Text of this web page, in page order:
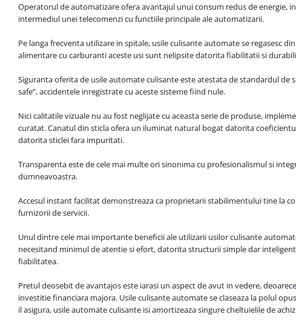
Operatorul de automatizare ofera avantajul unui consum redus de energie,
intermediul unei telecomenzi cu functiile principale ale automatizarii.
Pe langa frecventa utilizare in spitale, usile culisante automate se regasesc
alimentare cu carburanti aceste usi sunt nelipsite datorita fiabilitatii si
Siguranta oferita de usile automate culisante este atestata de standardul
safe”, accidentele inregistrate cu aceste sisteme fiind nule.
Nici calitatile vizuale nu au fost neglijate cu aceasta serie de produse,
curatat. Canatul din sticla ofera un iluminat natural bogat datorita
datorita sticlei fara impuritati.
Transparenta este de cele mai multe ori sinonima cu profesionalismul si
dumneavoastra.
Accesul instant facilitat demonstreaza ca proprietarii stabilimentului tine la
furnizorii de servicii.
Unul dintre cele mai importante beneficii ale utilizarii usilor culisante
necesitand minimul de atentie si efort, datorita structurii simple dar
fiabilitatea.
Pretul deosebit de avantajos este iarasi un aspect de avut in vedere,
investitie financiara majora. Usile culisante automate se claseaza la polul
il asigura, usile automate culisante isi amortizeaza singure cheltuielile de